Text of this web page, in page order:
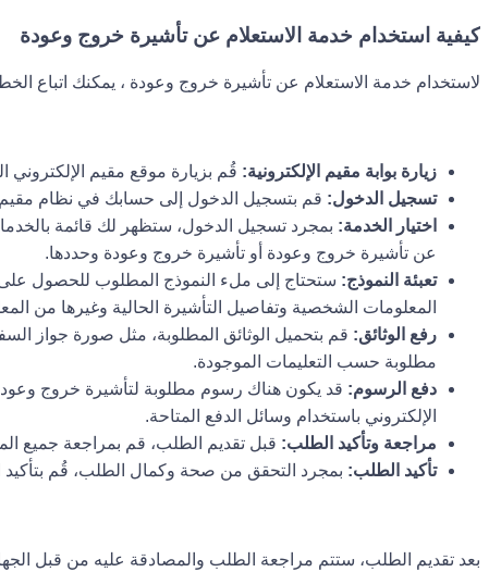
كيفية استخدام خدمة الاستعلام عن تأشيرة خروج وعودة
لاستخدام خدمة الاستعلام عن تأشيرة خروج وعودة ، يمكنك اتباع
زيارة بوابة مقيم الإلكترونية: قُم بزيارة موقع مقيم الإلكتروني
تسجيل الدخول: قم بتسجيل الدخول إلى حسابك في نظام
اختيار الخدمة: بمجرد تسجيل الدخول، ستظهر لك قائمة
عن تأشيرة خروج وعودة أو تأشيرة خروج وعودة وحددها.
تعبئة النموذج: ستحتاج إلى ملء النموذج المطلوب للحصول
المعلومات الشخصية وتفاصيل التأشيرة الحالية وغيرها من
رفع الوثائق: قم بتحميل الوثائق المطلوبة، مثل صورة جواز
مطلوبة حسب التعليمات الموجودة.
دفع الرسوم: قد يكون هناك رسوم مطلوبة لتأشيرة خروج
الإلكتروني باستخدام وسائل الدفع المتاحة.
مراجعة وتأكيد الطلب: قبل تقديم الطلب، قم بمراجعة جميع
تأكيد الطلب: بمجرد التحقق من صحة وكمال الطلب، قُم بتأكيد
بعد تقديم الطلب، ستتم مراجعة الطلب والمصادقة عليه من قبل